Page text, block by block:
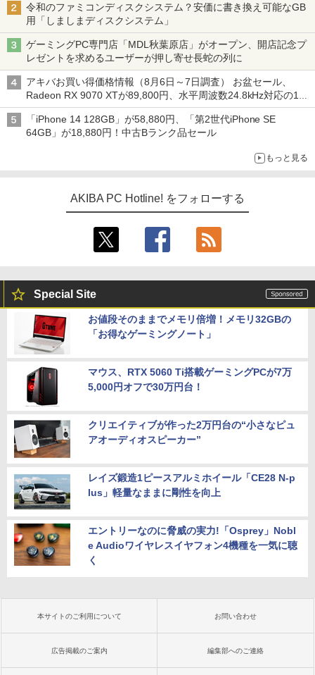
令和のファミコンディスクシステム？安価に書き換え可能なGB
用「しましまディスクシステム」
ゲーミングPC専門店「MDL秋葉原店」がオープン、開店記念プ
レゼントを求めるユーザーが押し寄せ長蛇の列に
アキバお買い得価格情報（8月6日～7日調査） お盆セール、
Radeon RX 9070 XTが89,800円、水平周波数24.8kHz対応の17
型モニターが9,801円、暑さ指数連動セール ほか
「iPhone 14 128GB」が58,880円、「第2世代iPhone SE
64GB」が18,880円！中古Bランク品セール
もっと見る
AKIBA PC Hotline! をフォローする
Special Site
お値段そのままでメモリ倍増！メモリ32GBの
「お得なゲーミングノート」
マウス、RTX 5060 Ti搭載ゲーミングPCが7万
5,000円オフで30万円台！
クリエイティブが作った2万円台の“小さなピュ
アオーディオスピーカー”
レイズ鍛造1ピースアルミホイール「CE28 N-p
lus」軽量なままに剛性を向上
エントリーなのに脅威の実力!「Osprey」Nobl
e Audioワイヤレスイヤフォン4機種を一気に聴
く
本サイトのご利用について お問い合わせ
広告掲載のご案内 編集部へのご連絡